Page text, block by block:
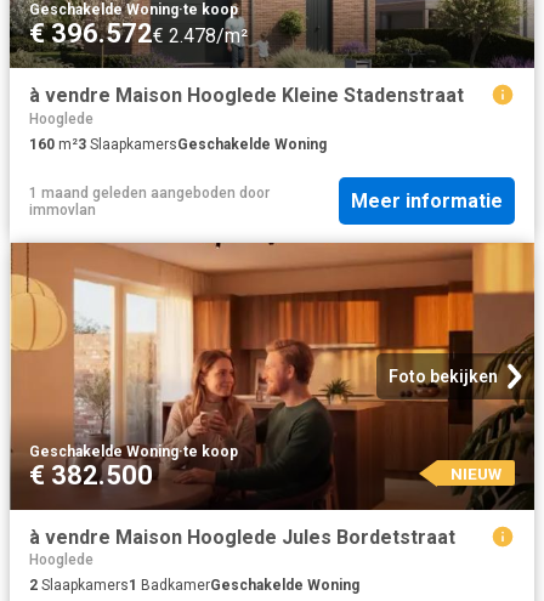
Geschakelde Woning·te koop
€ 396.572€ 2.478/m²
à vendre Maison Hooglede Kleine Stadenstraat
Hooglede
160 m²3 SlaapkamersGeschakelde Woning
1 maand geleden aangeboden door
immovlan
Meer informatie
Foto bekijken
Geschakelde Woning·te koop
€ 382.500 NIEUW
à vendre Maison Hooglede Jules Bordetstraat
Hooglede
2 Slaapkamers1 BadkamerGeschakelde Woning